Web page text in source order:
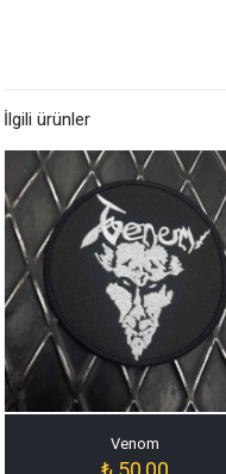
İlgili ürünler
Venom